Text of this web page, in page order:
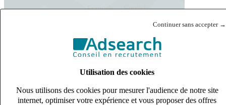
Continuer sans accepter →
Utilisation des cookies
Nous utilisons des cookies pour mesurer l'audience de notre site
internet, optimiser votre expérience et vous proposer des offres
Français English
s'adapter à vos besoin en recrutement
10 univers